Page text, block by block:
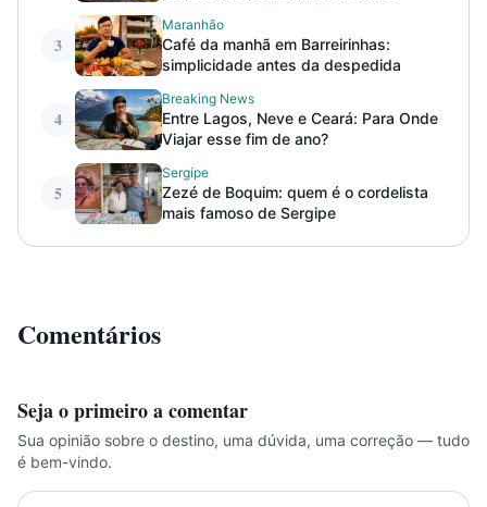
3
Maranhão
Café da manhã em Barreirinhas:
simplicidade antes da despedida
4
Breaking News
Entre Lagos, Neve e Ceará: Para Onde
Viajar esse fim de ano?
5
Sergipe
Zezé de Boquim: quem é o cordelista
mais famoso de Sergipe
Comentários
Seja o primeiro a comentar
Sua opinião sobre o destino, uma dúvida, uma correção — tudo
é bem-vindo.